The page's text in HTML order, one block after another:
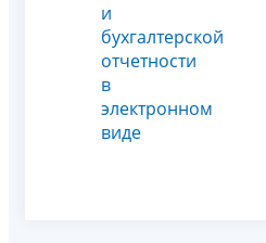
и
бухгалтерской
отчетности
в
электронном
виде